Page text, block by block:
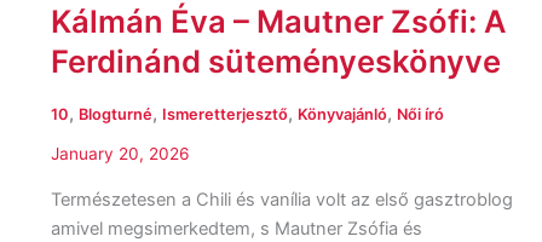
Kálmán Éva – Mautner Zsófi: A ​
Ferdinánd süteményeskönyve
10, Blogturné, Ismeretterjesztő, Könyvajánló, Női író
January 20, 2026
Természetesen a Chili és vanília volt az első gasztroblog
amivel megsimerkedtem, s Mautner Zsófia és